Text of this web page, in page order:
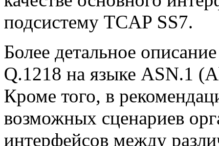
подсистему TCAP SS7.
Более детальное
Q.1218 на языке ASN.1
Кроме того, в
возможных сценариев
интерфейсов между